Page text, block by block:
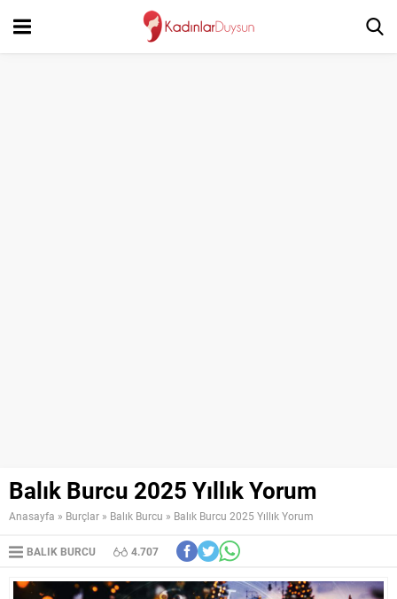
Balık Burcu 2025 Yıllık Yorum
Anasayfa » Burçlar » Balık Burcu » Balık Burcu 2025 Yıllık Yorum
BALIK BURCU 4.707